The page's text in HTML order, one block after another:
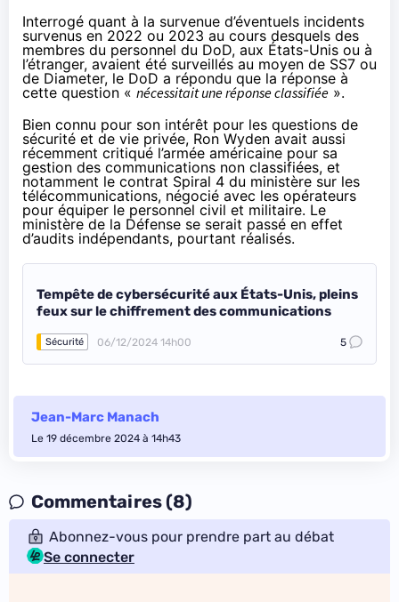
Interrogé quant à la survenue d’éventuels incidents
survenus en 2022 ou 2023 au cours desquels des
membres du personnel du DoD, aux États-Unis ou à
l’étranger, avaient été surveillés au moyen de SS7 ou
de Diameter, le DoD a répondu que la réponse à
cette question « nécessitait une réponse classifiée ».
Bien connu pour son intérêt pour les questions de
sécurité et de vie privée, Ron Wyden avait aussi
récemment critiqué l’armée américaine pour sa
gestion des communications non classifiées, et
notamment le contrat Spiral 4 du ministère sur les
télécommunications, négocié avec les opérateurs
pour équiper le personnel civil et militaire. Le
ministère de la Défense se serait passé en effet
d’audits indépendants, pourtant réalisés.
Tempête de cybersécurité aux États-Unis, pleins
feux sur le chiffrement des communications
Sécurité 06/12/2024 14h00 5
Jean-Marc Manach
Le 19 décembre 2024 à 14h43
Commentaires (8)
Abonnez-vous pour prendre part au débat
Se connecter